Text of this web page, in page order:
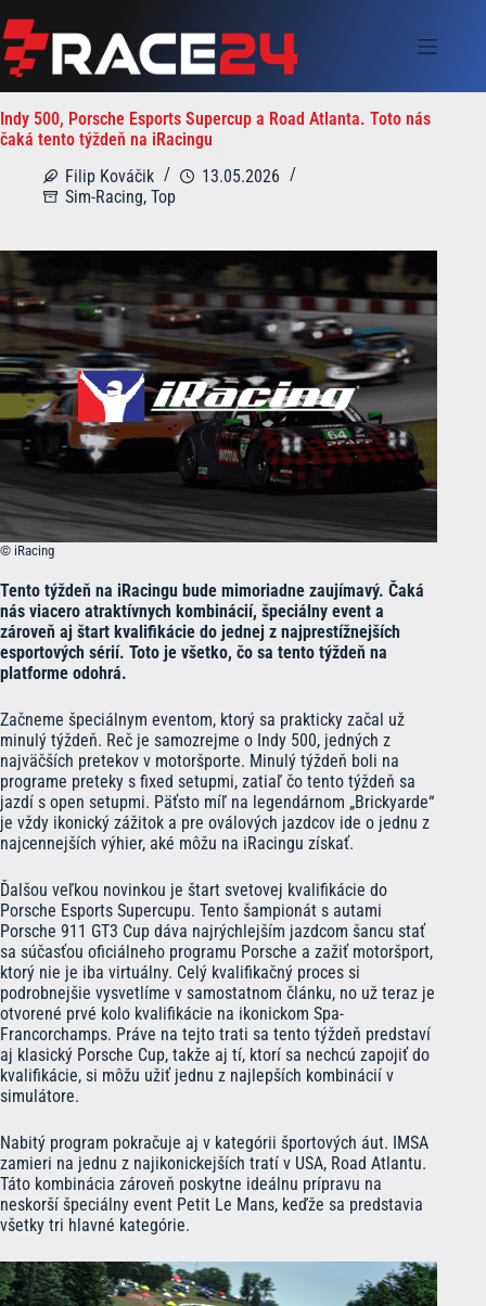
to
content
Indy 500, Porsche Esports Supercup a Road Atlanta. Toto nás
čaká tento týždeň na iRacingu
Filip Kováčik
13.05.2026
Sim-Racing, Top
© iRacing
Tento týždeň na iRacingu bude mimoriadne zaujímavý. Čaká
nás viacero atraktívnych kombinácií, špeciálny event a
zároveň aj štart kvalifikácie do jednej z najprestížnejších
esportových sérií. Toto je všetko, čo sa tento týždeň na
platforme odohrá.
Začneme špeciálnym eventom, ktorý sa prakticky začal už
minulý týždeň. Reč je samozrejme o Indy 500, jedných z
najväčších pretekov v motoršporte. Minulý týždeň boli na
programe preteky s fixed setupmi, zatiaľ čo tento týždeň sa
jazdí s open setupmi. Päťsto míľ na legendárnom „Brickyarde“
je vždy ikonický zážitok a pre oválových jazdcov ide o jednu z
najcennejších výhier, aké môžu na iRacingu získať.
Ďalšou veľkou novinkou je štart svetovej kvalifikácie do
Porsche Esports Supercupu. Tento šampionát s autami
Porsche 911 GT3 Cup dáva najrýchlejším jazdcom šancu stať
sa súčasťou oficiálneho programu Porsche a zažiť motoršport,
ktorý nie je iba virtuálny. Celý kvalifikačný proces si
podrobnejšie vysvetlíme v samostatnom článku, no už teraz je
otvorené prvé kolo kvalifikácie na ikonickom Spa-
Francorchamps. Práve na tejto trati sa tento týždeň predstaví
aj klasický Porsche Cup, takže aj tí, ktorí sa nechcú zapojiť do
kvalifikácie, si môžu užiť jednu z najlepších kombinácií v
simulátore.
Nabitý program pokračuje aj v kategórii športových áut. IMSA
zamieri na jednu z najikonickejších tratí v USA, Road Atlantu.
Táto kombinácia zároveň poskytne ideálnu prípravu na
neskorší špeciálny event Petit Le Mans, keďže sa predstavia
všetky tri hlavné kategórie.